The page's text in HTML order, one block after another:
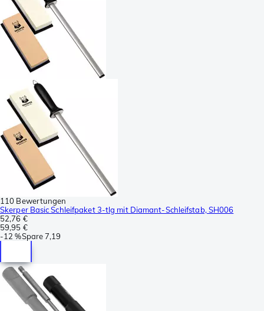
110 Bewertungen
Skerper Basic Schleifpaket 3-tlg mit Diamant-Schleifstab, SH006
52,76 €
59,95 €
-12 %Spare7,19